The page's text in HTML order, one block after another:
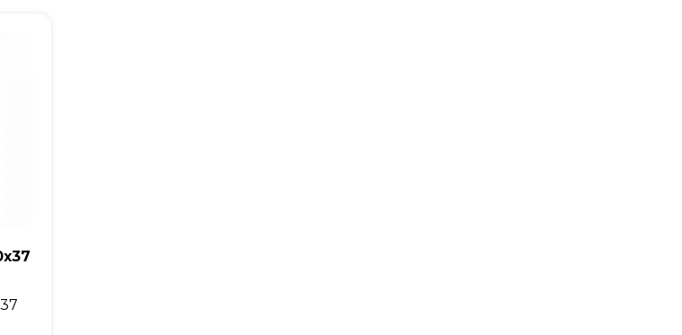
seus dados apenas para fins de
alterar suas preferências a qualquer